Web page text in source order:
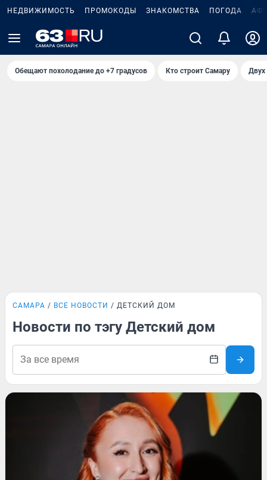
НЕДВИЖИМОСТЬ ПРОМОКОДЫ ЗНАКОМСТВА ПОГОДА
Обещают похолодание до +7 градусов Кто строит Самару Двух
САМАРА ВСЕ НОВОСТИ ДЕТСКИЙ ДОМ
Новости по тэгу Детский дом